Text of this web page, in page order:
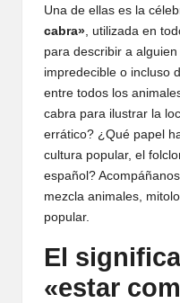
Una de ellas es la
cabra» , utilizada en
para describir a
impredecible o incluso
entre todos los
cabra para ilustrar la
errático? ¿Qué papel
cultura popular, el
español?
mezcla animales,
popular.
El
«estar